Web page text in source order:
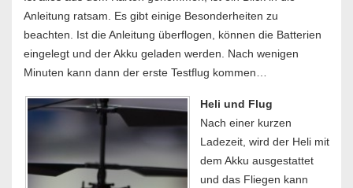
Anleitung ratsam. Es gibt einige Besonderheiten zu
beachten. Ist die Anleitung überflogen, können die Batterien
eingelegt und der Akku geladen werden. Nach wenigen
Minuten kann dann der erste Testflug kommen…
Heli und Flug
Nach einer kurzen
Ladezeit, wird der Heli mit
dem Akku ausgestattet
und das Fliegen kann